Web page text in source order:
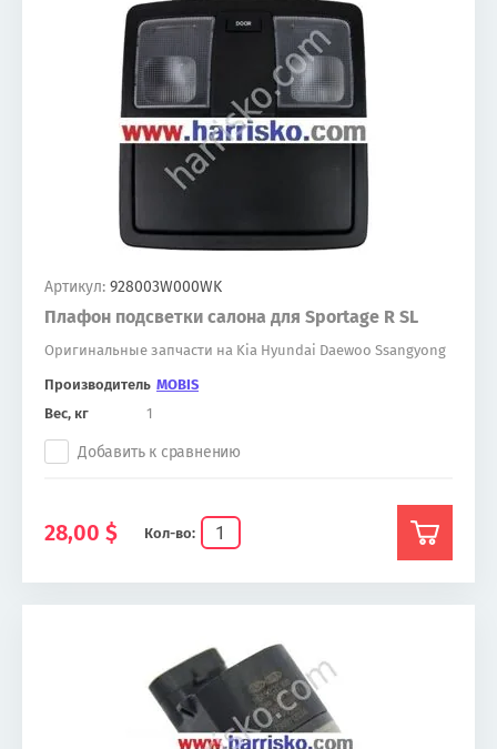
Артикул: 928003W000WK
Плафон подсветки салона для Sportage R SL
Оригинальные запчасти на Kia Hyundai Daewoo Ssangyong
Производитель MOBIS
Вес, кг
1
Кол-во:
Добавить к сравнению
28,00 $